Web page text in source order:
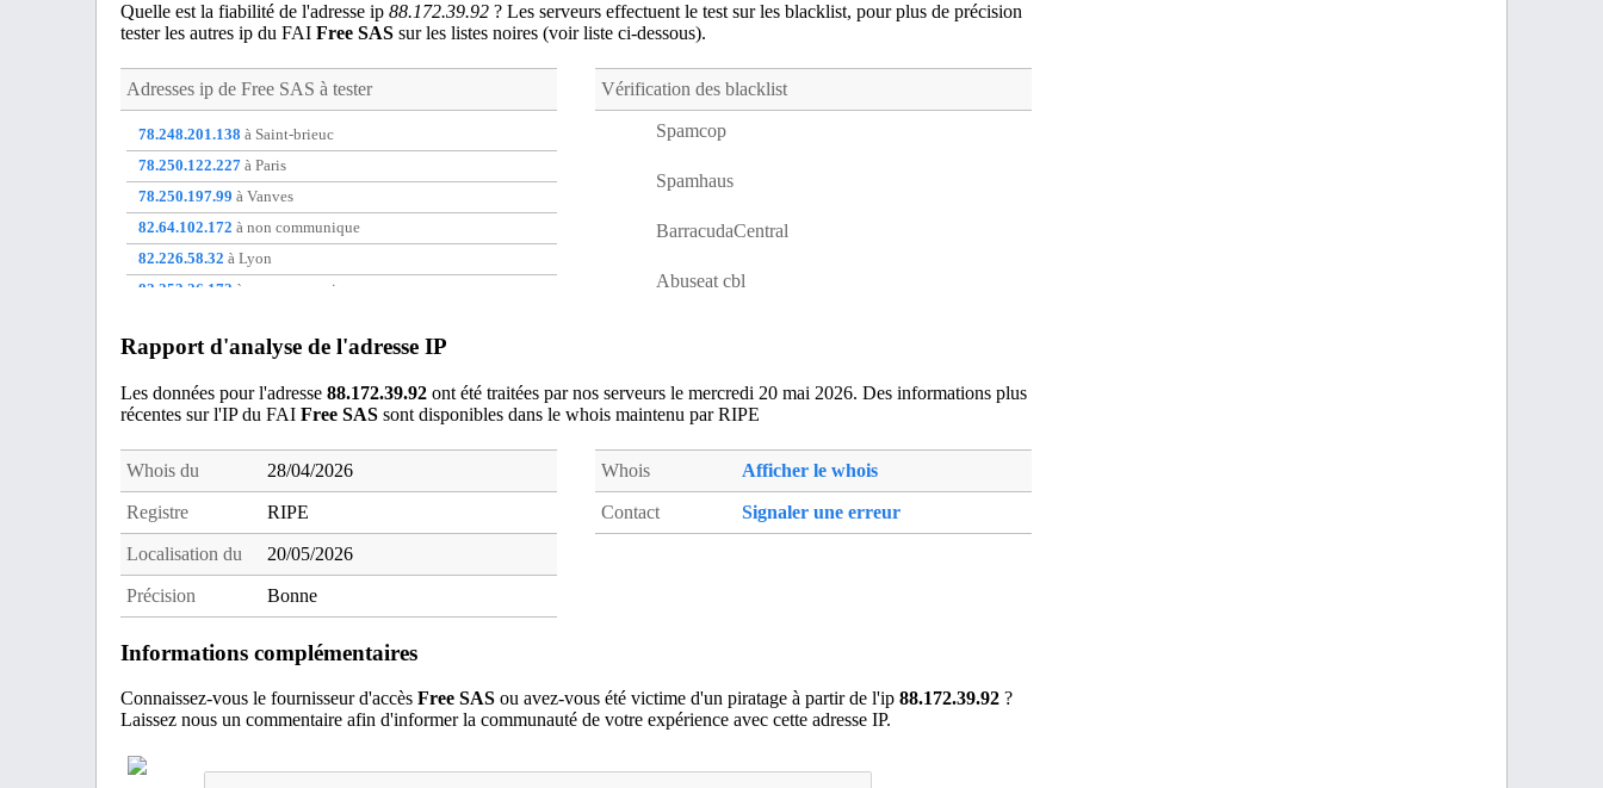
fom78
- Fontenay-Mauvoisin (18 km)
gai27- Gaillon (14 km)
- La Heuniere (6 km)
- Longnes (20 km)
- Limetz-Villez (5 km)
ney27- Neuilly (17 km)
- Pacy-sur-Eure (10 km)
- Rosny-sur-seine (14 km)
sek76- Rouvray (11 km)
stc95- Saint-Clair-sur-Epte (19 km)
Quelle est la fiabilité de l'adresse ip 88.172.39.92 ? Les serveurs effectuent le test sur les blacklist, pour plus de précision
tester les autres ip du FAI Free SAS sur les listes noires (voir liste ci-dessous).
Adresses ip de Free SAS à tester
78.248.201.138 à Saint-brieuc
78.250.122.227 à Paris
78.250.197.99 à Vanves
82.64.102.172 à non communique
82.226.58.32 à Lyon
82.253.26.172 à non communique
83.157.0.149 à Mitry-mory
88.160.219.8
à Le Vaudreuil
88.168.134.100 à Trelaze
Vérification des blacklist
Spamcop
Spamhaus
BarracudaCentral
Abuseat cbl
Rapport d'analyse de l'adresse IP
Les données pour l'adresse 88.172.39.92 ont été traitées par nos serveurs le mercredi 20 mai 2026. Des informations plus
récentes sur l'IP du FAI Free SAS sont disponibles dans le whois maintenu par RIPE
Whois du 28/04/2026
Registre RIPE
Localisation du 20/05/2026
Précision Bonne
Whois Afficher le whois
Contact Signaler une erreur
Informations complémentaires
Connaissez-vous le fournisseur d'accès Free SAS ou avez-vous été victime d'un piratage à partir de l'ip 88.172.39.92 ?
Laissez nous un commentaire afin d'informer la communauté de votre expérience avec cette adresse IP.